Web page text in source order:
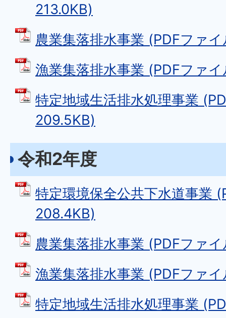
213.0KB)
農業集落排水事業 (PDFファ
漁業集落排水事業 (PDFファ
特定地域生活排水処理事業
209.5KB)
令和2年度
特定環境保全公共下水道事業
208.4KB)
農業集落排水事業 (PDFファ
漁業集落排水事業 (PDFファ
特定地域生活排水処理事業